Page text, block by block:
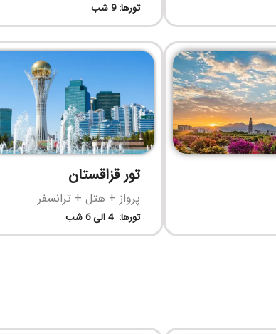
تورها: 9 شب
تور قزاقستان
پرواز + هتل + ترانسفر
تورها: 4 الی 6 شب